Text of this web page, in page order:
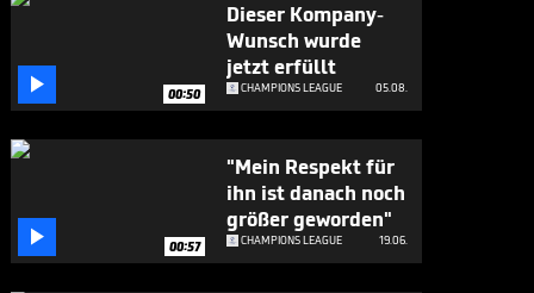
 00:50
Dieser Kompany-
Wunsch wurde
jetzt erfüllt
CHAMPIONS LEAGUE 05.08.
 00:57
"Mein Respekt für
ihn ist danach noch
größer geworden"
CHAMPIONS LEAGUE 19.06.